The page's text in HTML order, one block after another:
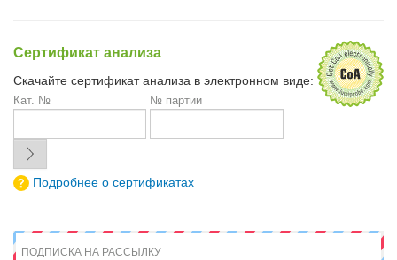
Сертификат анализа
Скачайте сертификат анализа в электронном виде:
Кат. № № партии
Подробнее о сертификатах
ПОДПИСКА НА РАССЫЛКУ